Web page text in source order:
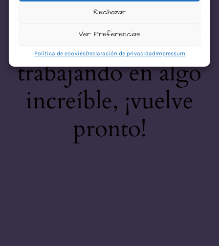
Rechazar
Ver Preferencias
Política de cookiesDeclaración de privacidadImpressum
¡Disculpa este
desastre! Estamos
trabajando en algo
increíble, ¡vuelve
pronto!